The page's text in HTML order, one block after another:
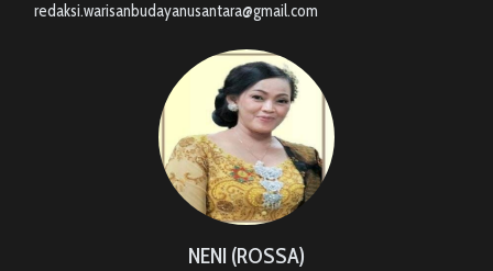
redaksi.warisanbudayanusantara@gmail.com
NENI (ROSSA)